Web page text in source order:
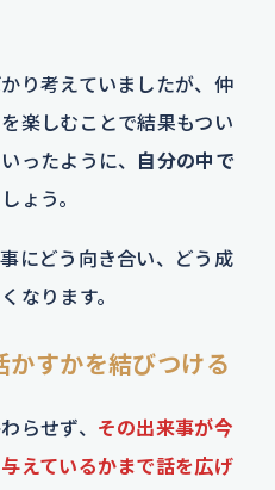
り考えていましたが、仲
楽しむことで結果もつい
ったように、 自分の中で
ょう。
にどう向き合い、どう成
なります。
すかを結びつける
らせず、 その出来事が今
えているかまで話を広げ